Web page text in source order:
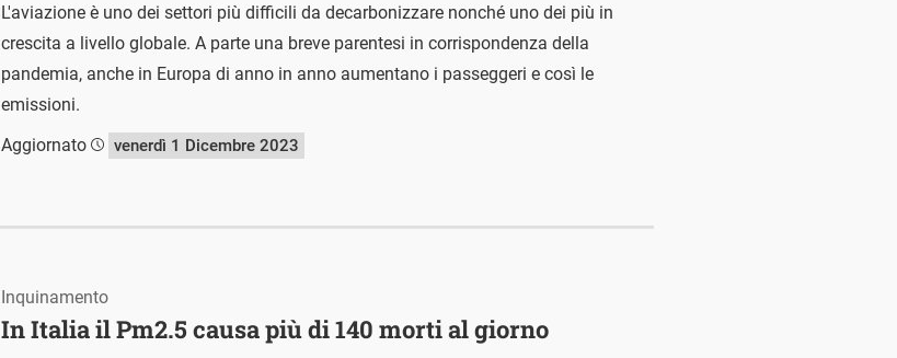
L'aviazione è uno dei settori più difficili da decarbonizzare nonché uno dei più in
crescita a livello globale. A parte una breve parentesi in corrispondenza della
pandemia, anche in Europa di anno in anno aumentano i passeggeri e così le
emissioni.
Aggiornato
venerdì 1 Dicembre 2023
In Italia il Pm2.5 causa più di 140 morti al giorno
Inquinamento